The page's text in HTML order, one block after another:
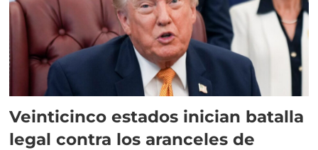
Veinticinco estados inician batalla
legal contra los aranceles de